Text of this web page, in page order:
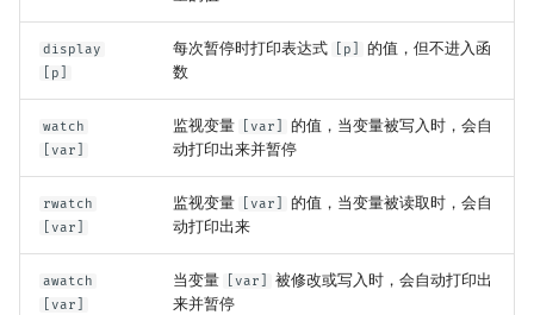
display
[p]
每次暂停时打印表达式 [p]
的值，但不进入函
数
watch
[var]
监视变量 [var]
的值，当变量被写入时，会自
动打印出来并暂停
rwatch
[var]
监视变量 [var]
的值，当变量被读取时，会自
动打印出来
awatch
[var]
当变量 [var]
被修改或写入时，会自动打印出
来并暂停